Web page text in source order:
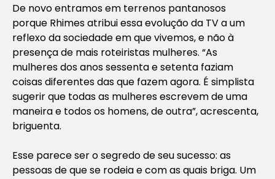
De novo entramos em terrenos pantanosos
porque Rhimes atribui essa evolução da TV a um
reflexo da sociedade em que vivemos, e não à
presença de mais roteiristas mulheres. “As
mulheres dos anos sessenta e setenta faziam
coisas diferentes das que fazem agora. É simplista
sugerir que todas as mulheres escrevem de uma
maneira e todos os homens, de outra”, acrescenta,
briguenta.
Esse parece ser o segredo de seu sucesso: as
pessoas de que se rodeia e com as quais briga. Um